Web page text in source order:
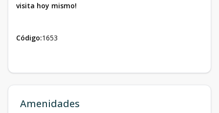
visita hoy mismo!
Código:1653
Amenidades